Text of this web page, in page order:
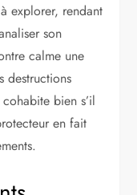
explorer, rendant
son
calme une
destructions
bien s’il
en fait